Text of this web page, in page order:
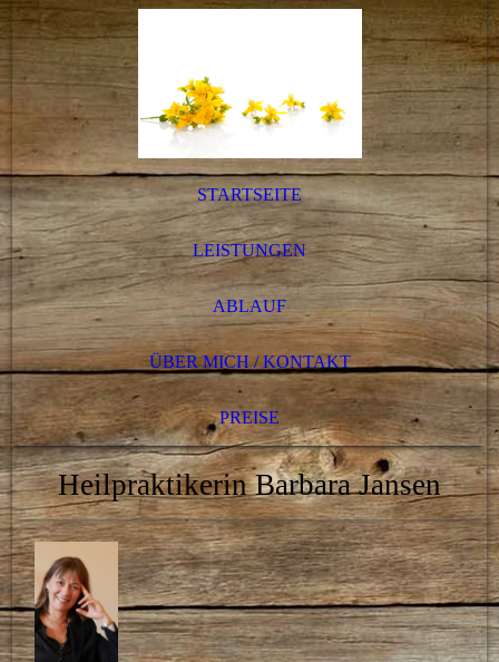
STARTSEITE
LEISTUNGEN
ABLAUF
ÜBER MICH / KONTAKT
PREISE
Heilpraktikerin Barbara Jansen